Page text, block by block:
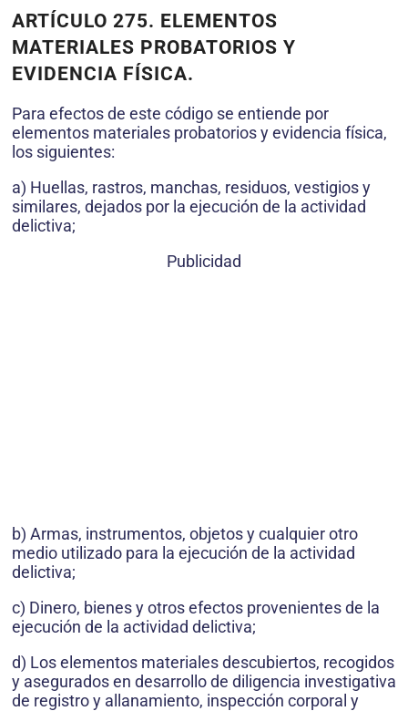
ARTÍCULO 275. ELEMENTOS
MATERIALES PROBATORIOS Y
EVIDENCIA FÍSICA.
Para efectos de este código se entiende por
elementos materiales probatorios y evidencia física,
los siguientes:
a) Huellas, rastros, manchas, residuos, vestigios y
similares, dejados por la ejecución de la actividad
delictiva;
Publicidad
b) Armas, instrumentos, objetos y cualquier otro
medio utilizado para la ejecución de la actividad
delictiva;
c) Dinero, bienes y otros efectos provenientes de la
ejecución de la actividad delictiva;
d) Los elementos materiales descubiertos, recogidos
y asegurados en desarrollo de diligencia investigativa
de registro y allanamiento, inspección corporal y